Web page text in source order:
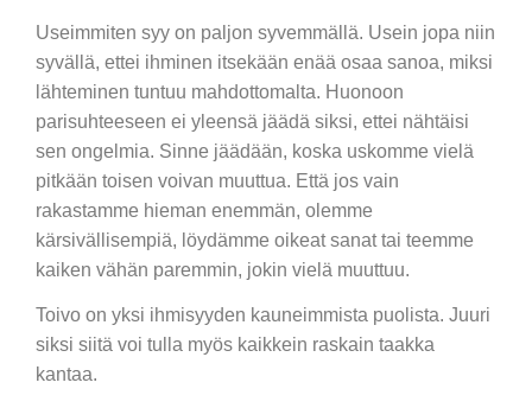
Useimmiten syy on paljon syvemmällä. Usein jopa niin
syvällä, ettei ihminen itsekään enää osaa sanoa, miksi
lähteminen tuntuu mahdottomalta. Huonoon
parisuhteeseen ei yleensä jäädä siksi, ettei nähtäisi
sen ongelmia. Sinne jäädään, koska uskomme vielä
pitkään toisen voivan muuttua. Että jos vain
rakastamme hieman enemmän, olemme
kärsivällisempiä, löydämme oikeat sanat tai teemme
kaiken vähän paremmin, jokin vielä muuttuu.
Toivo on yksi ihmisyyden kauneimmista puolista. Juuri
siksi siitä voi tulla myös kaikkein raskain taakka
kantaa.